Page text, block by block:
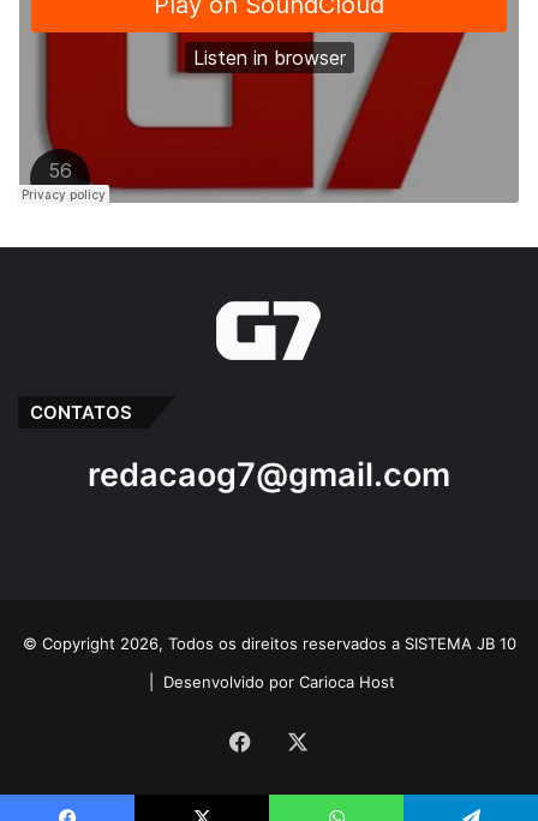
CONTATOS
redacaog7@gmail.com
© Copyright 2026, Todos os direitos reservados a SISTEMA JB 10
Desenvolvido por Carioca Host
Facebook